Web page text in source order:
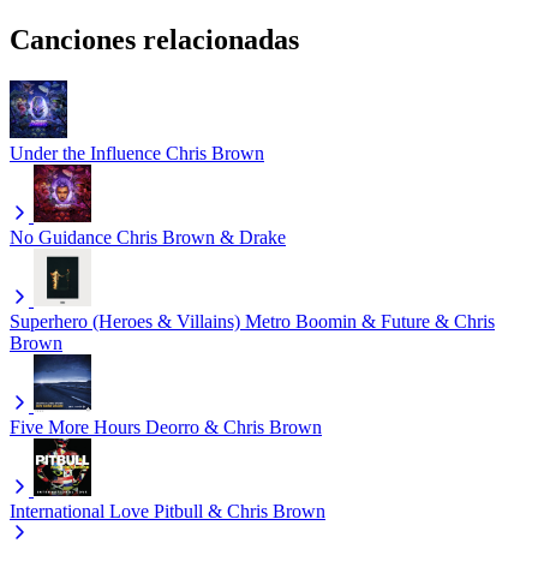
Canciones relacionadas
Under the Influence Chris Brown
No Guidance Chris Brown & Drake
Superhero (Heroes & Villains) Metro Boomin & Future & Chris
Brown
Five More Hours Deorro & Chris Brown
International Love Pitbull & Chris Brown